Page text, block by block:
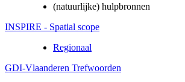
(natuurlijke) hulpbronnen
INSPIRE - Spatial scope
Regionaal
GDI-Vlaanderen Trefwoorden